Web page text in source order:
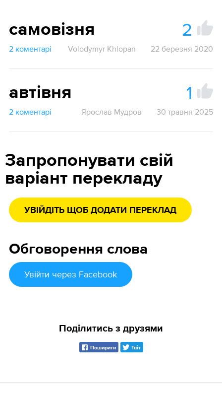
самовізня 2
2 коментарі Volodymyr Khlopan 22 березня 2020
автівня 1
2 коментарі Ярослав Мудров 30 травня 2025
Запропонувати свій
варіант перекладу
УВІЙДІТЬ ЩОБ ДОДАТИ ПЕРЕКЛАД
Обговорення слова
Увійти через Facebook
Поділитись з друзями
Поширити Твіт